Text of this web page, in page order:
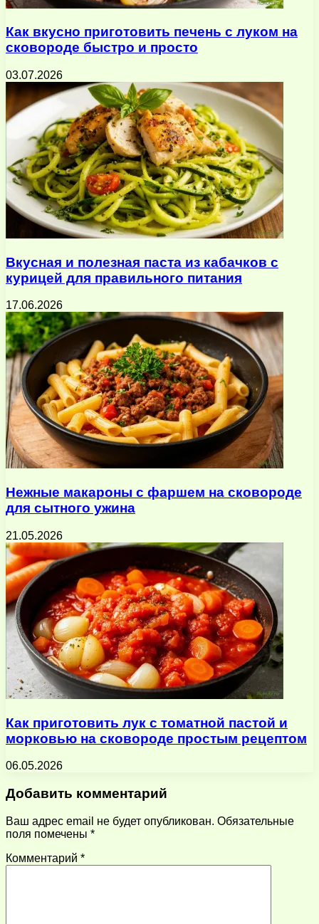
Как вкусно приготовить печень с луком на
сковороде быстро и просто
03.07.2026
Вкусная и полезная паста из кабачков с
курицей для правильного питания
17.06.2026
Нежные макароны с фаршем на сковороде
для сытного ужина
21.05.2026
Как приготовить лук с томатной пастой и
морковью на сковороде простым рецептом
06.05.2026
Добавить комментарий
Ваш адрес email не будет опубликован. Обязательные
поля помечены *
Комментарий *